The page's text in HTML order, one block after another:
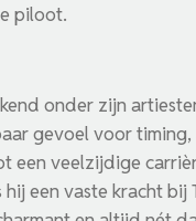
piloot.
onder zijn
gevoel voor
een veelzijdige
een vaste kracht